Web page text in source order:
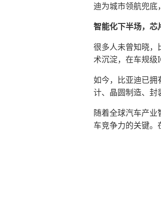
迪为城市领航兜底
智能化下半场，芯
很多人未曾知晓，
术沉淀，在车规级
如今，比亚迪已拥
计、晶圆制造、封
随着全球汽车产
车竞争力的关键。